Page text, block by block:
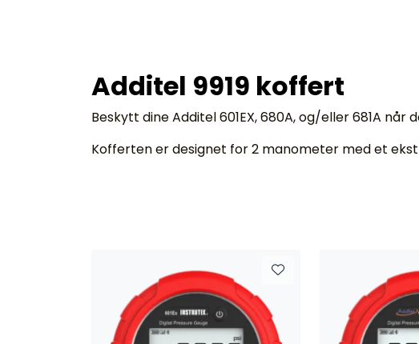
Additel 9919 koffert
Beskytt dine Additel 601EX, 680A, og/eller 681A
Kofferten er designet for 2 manometer med et